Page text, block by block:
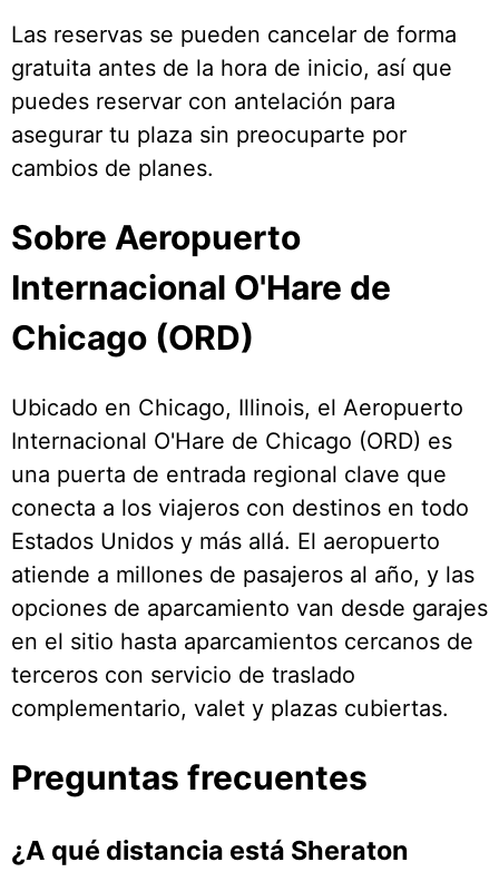
Las reservas se pueden cancelar de forma
gratuita antes de la hora de inicio, así que
puedes reservar con antelación para
asegurar tu plaza sin preocuparte por
cambios de planes.
Sobre Aeropuerto
Internacional O'Hare de
Chicago (ORD)
Ubicado en Chicago, Illinois, el Aeropuerto
Internacional O'Hare de Chicago (ORD) es
una puerta de entrada regional clave que
conecta a los viajeros con destinos en todo
Estados Unidos y más allá. El aeropuerto
atiende a millones de pasajeros al año, y las
opciones de aparcamiento van desde garajes
en el sitio hasta aparcamientos cercanos de
terceros con servicio de traslado
complementario, valet y plazas cubiertas.
Preguntas frecuentes
¿A qué distancia está Sheraton